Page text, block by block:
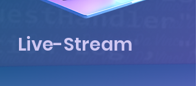
Live-Stream